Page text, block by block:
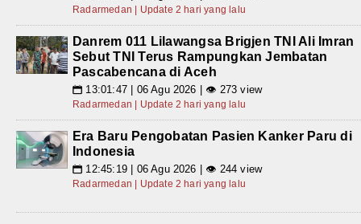
Radarmedan | Update 2 hari yang lalu
Danrem 011 Lilawangsa Brigjen TNI Ali Imran
Sebut TNI Terus Rampungkan Jembatan
Pascabencana di Aceh
📅 13:01:47 | 06 Agu 2026 | 👁 273 view
Radarmedan | Update 2 hari yang lalu
Era Baru Pengobatan Pasien Kanker Paru di
Indonesia
📅 12:45:19 | 06 Agu 2026 | 👁 244 view
Radarmedan | Update 2 hari yang lalu